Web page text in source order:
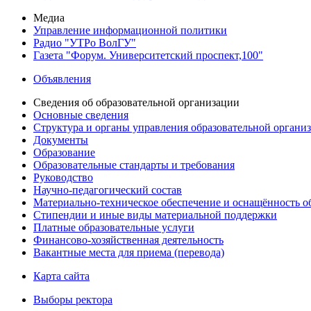
Медиа
Управление информационной политики
Радио "УТРо ВолГУ"
Газета "Форум. Университетский проспект,100"
Объявления
Сведения об образовательной организации
Основные сведения
Структура и органы управления образовательной
Документы
Образование
Образовательные стандарты и требования
Руководство
Научно-педагогический состав
Материально-техническое обеспечение и оснащённость
Стипендии и иные виды материальной поддержки
Платные образовательные услуги
Финансово-хозяйственная деятельность
Вакантные места для приема (перевода)
Карта сайта
Выборы ректора